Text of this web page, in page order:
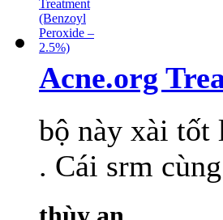
Acne.org
bộ này xài tốt
. Cái srm